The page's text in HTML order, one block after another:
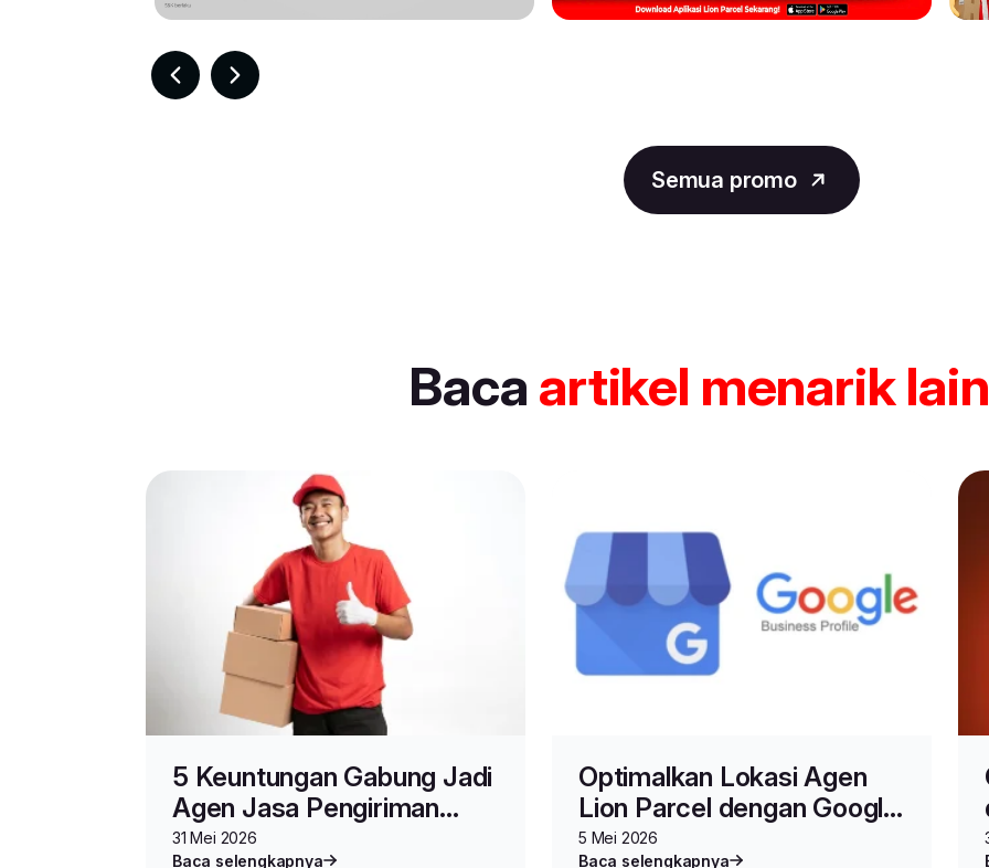
Semua promo
Baca artikel menarik
5 Keuntungan Gabung Jadi
Agen Jasa Pengiriman
Barang Lion Parcel
31 Mei 2026
Baca selengkapnya
Optimalkan Lokasi Agen
Lion Parcel dengan Google
Business Profile
5 Mei 2026
Baca selengkapnya